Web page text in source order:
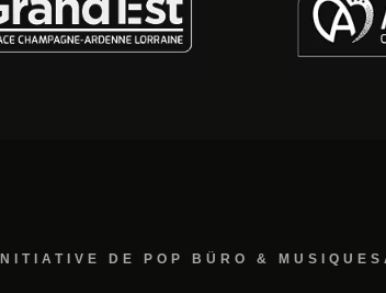
DE POP BÜRO &